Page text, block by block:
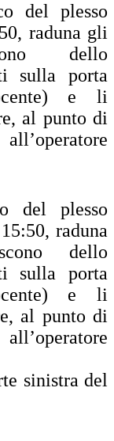
del plesso
raduna gli
dello
sulla porta
e li
al punto di
del plesso
raduna
dello
sulla porta
e li
al punto di
sinistra del